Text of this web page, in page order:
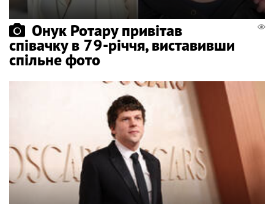
Онук Ротару привітав
співачку в 79-річчя, виставивши
спільне фото